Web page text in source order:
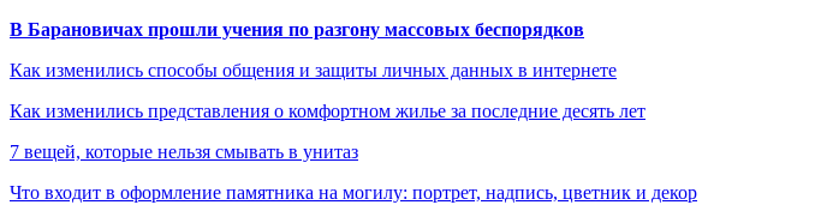
В Барановичах прошли учения по разгону массовых беспорядков
Как изменились способы общения и защиты личных данных в интернете
Как изменились представления о комфортном жилье за последние десять лет
7 вещей, которые нельзя смывать в унитаз
Что входит в оформление памятника на могилу: портрет, надпись, цветник и декор